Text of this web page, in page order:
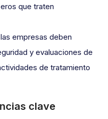
que traten
empresas deben
y evaluaciones de
de tratamiento
clave